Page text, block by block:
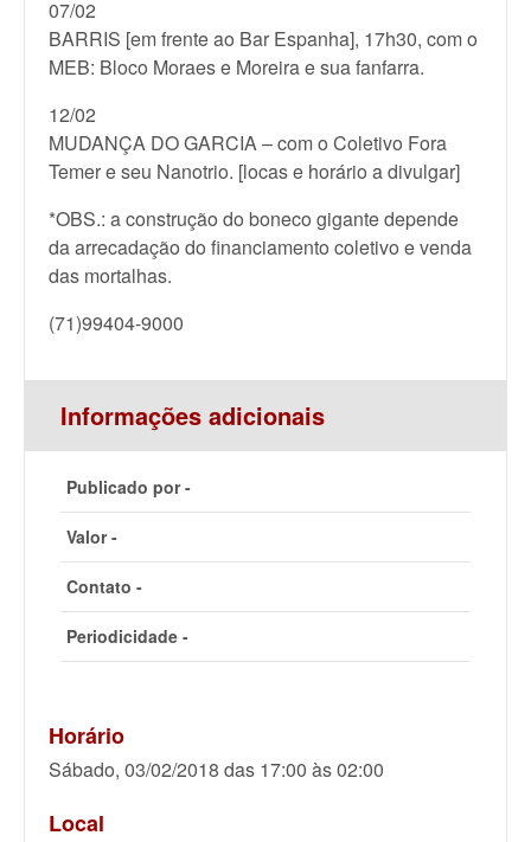
07/02
BARRIS [em frente ao Bar Espanha], 17h30, com o
MEB: Bloco Moraes e Moreira e sua fanfarra.
12/02
MUDANÇA DO GARCIA – com o Coletivo Fora
Temer e seu Nanotrio. [locas e horário a divulgar]
*OBS.: a construção do boneco gigante depende
da arrecadação do financiamento coletivo e venda
das mortalhas.
(71)99404-9000
Informações adicionais
Publicado por -
Valor -
Contato -
Periodicidade -
Horário
Sábado, 03/02/2018 das 17:00 às 02:00
Local